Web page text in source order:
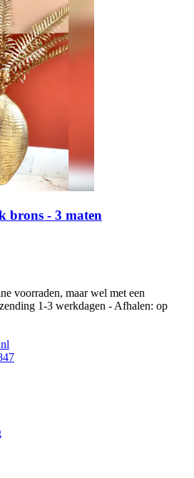
brons - 3 maten
voorraden, maar wel met een
1-3 werkdagen - Afhalen: op